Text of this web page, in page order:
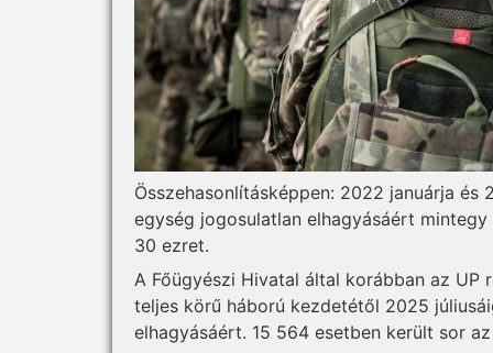
Összehasonlításképpen: 2022 januárja
egység jogosulatlan elhagyásáért
30 ezret.
A Főügyészi Hivatal által korábban az
teljes körű háború kezdetétől 2025
elhagyásáért. 15 564 esetben került sor